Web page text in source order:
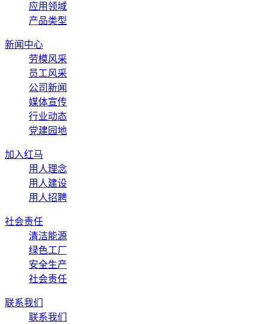
应用领域
产品类型
新闻中心
劳模风采
员工风采
公司新闻
媒体宣传
行业动态
党建园地
加入红马
用人理念
用人建设
用人招聘
社会责任
清洁能源
绿色工厂
安全生产
社会责任
联系我们
联系我们